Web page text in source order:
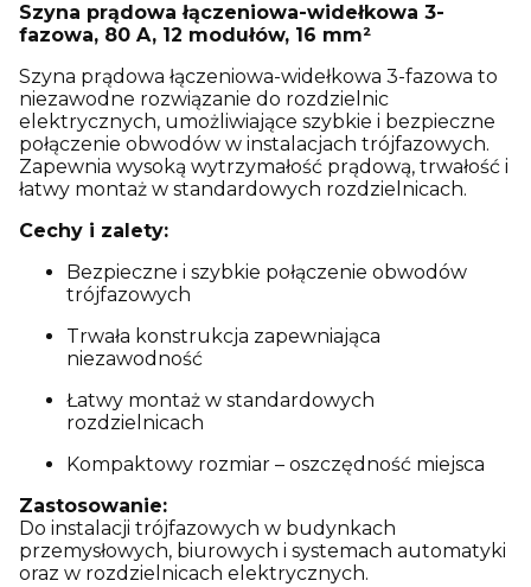
Szyna prądowa łączeniowa-widełkowa 3-
fazowa, 80 A, 12 modułów, 16 mm²
Szyna prądowa łączeniowa-widełkowa 3-fazowa to
niezawodne rozwiązanie do rozdzielnic
elektrycznych, umożliwiające szybkie i bezpieczne
połączenie obwodów w instalacjach trójfazowych.
Zapewnia wysoką wytrzymałość prądową, trwałość i
łatwy montaż w standardowych rozdzielnicach.
Cechy i zalety:
Bezpieczne i szybkie połączenie obwodów
trójfazowych
Trwała konstrukcja zapewniająca
niezawodność
Łatwy montaż w standardowych
rozdzielnicach
Kompaktowy rozmiar – oszczędność miejsca
Zastosowanie:
Do instalacji trójfazowych w budynkach
przemysłowych, biurowych i systemach automatyki
oraz w rozdzielnicach elektrycznych.